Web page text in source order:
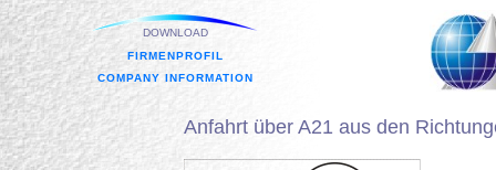
DOWNLOAD
FIRMENPROFIL
COMPANY INFORMATION
Anfahrt über A21 aus den